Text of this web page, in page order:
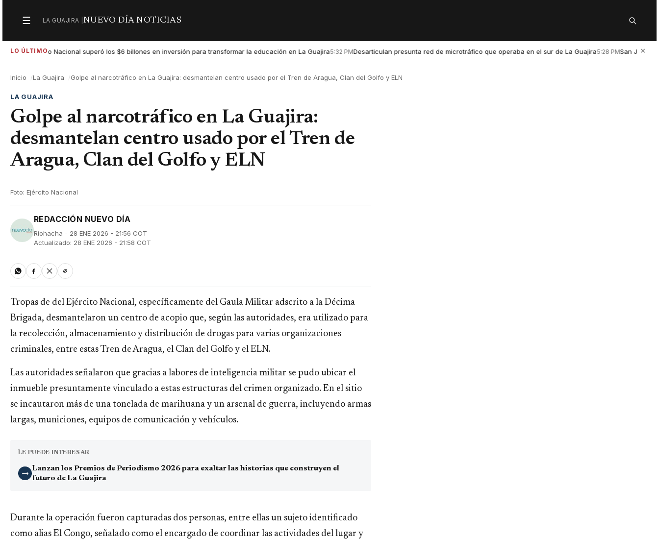
☰
SeccionesLA GUAJIRA | NUEVO DÍA NOTICIAS Buscar
LO ÚLTIMO
Nacional superó los $6 billones en inversión para transformar la educación en La Guajira5:32 PMDesarticulan presunta red de microtráfico que operaba en el sur de La Guajira5:28 PMSan Juan estrena
×
Inicio La Guajira Golpe al narcotráfico en La Guajira: desmantelan centro usado por el Tren de Aragua, Clan del Golfo y ELN
LA GUAJIRA
Golpe al narcotráfico en La Guajira:
desmantelan centro usado por el Tren de
Aragua, Clan del Golfo y ELN
Foto: Ejército Nacional
REDACCIÓN NUEVO DÍA
Riohacha - 28 ENE 2026 - 21:56 COT
Actualizado: 28 ENE 2026 - 21:58 COT
Tropas de del Ejército Nacional, específicamente del Gaula Militar adscrito a la Décima
Brigada, desmantelaron un centro de acopio que, según las autoridades, era utilizado para
la recolección, almacenamiento y distribución de drogas para varias organizaciones
criminales, entre estas Tren de Aragua, el Clan del Golfo y el ELN.
Las autoridades señalaron que gracias a labores de inteligencia militar se pudo ubicar el
inmueble presuntamente vinculado a estas estructuras del crimen organizado. En el sitio
se incautaron más de una tonelada de marihuana y un arsenal de guerra, incluyendo armas
largas, municiones, equipos de comunicación y vehículos.
LE PUEDE INTERESAR
→
Lanzan los Premios de Periodismo 2026 para exaltar las historias que construyen el
futuro de La Guajira
Durante la operación fueron capturadas dos personas, entre ellas un sujeto identificado
como alias El Congo, señalado como el encargado de coordinar las actividades del lugar y